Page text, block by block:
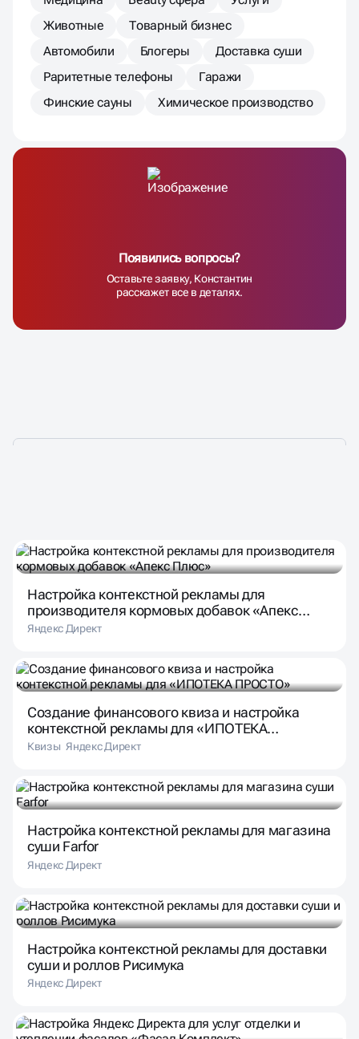
Животные
Товарный бизнес
Автомобили
Блогеры
Доставка суши
Раритетные телефоны
Гаражи
Финские сауны
Химическое производство
Появились вопросы?
Оставьте заявку, Константин
расскажет все в деталях.
Настройка контекстной рекламы для
производителя кормовых добавок «Апекс
Плюс»
Яндекс Директ
Создание финансового квиза и настройка
контекстной рекламы для «ИПОТЕКА
ПРОСТО»
Квизы Яндекс Директ
Настройка контекстной рекламы для магазина
суши Farfor
Яндекс Директ
Настройка контекстной рекламы для доставки
суши и роллов Рисимука
Яндекс Директ